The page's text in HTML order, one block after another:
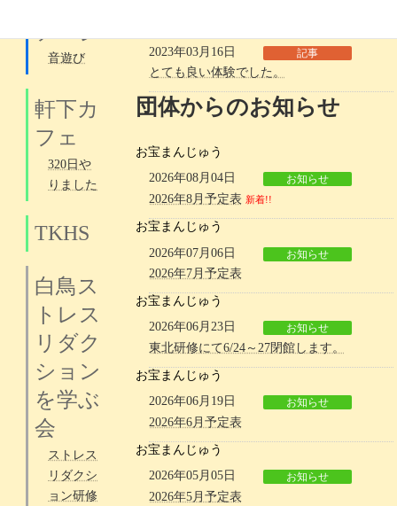
音遊び
軒下カ
フェ
320日や
りました
TKHS
白鳥ス
トレス
リダク
ション
を学ぶ
会
ストレス
リダクシ
ョン研修
2023年03月16日 記事
とても良い体験でした。
団体からのお知らせ
お宝まんじゅう
2026年08月04日
お知らせ
2026年8月予定表 新着!!
お宝まんじゅう
2026年07月06日
お知らせ
2026年7月予定表
お宝まんじゅう
2026年06月23日
お知らせ
東北研修にて6/24～27閉館します。
お宝まんじゅう
2026年06月19日
お知らせ
2026年6月予定表
お宝まんじゅう
2026年05月05日
お知らせ
2026年5月予定表